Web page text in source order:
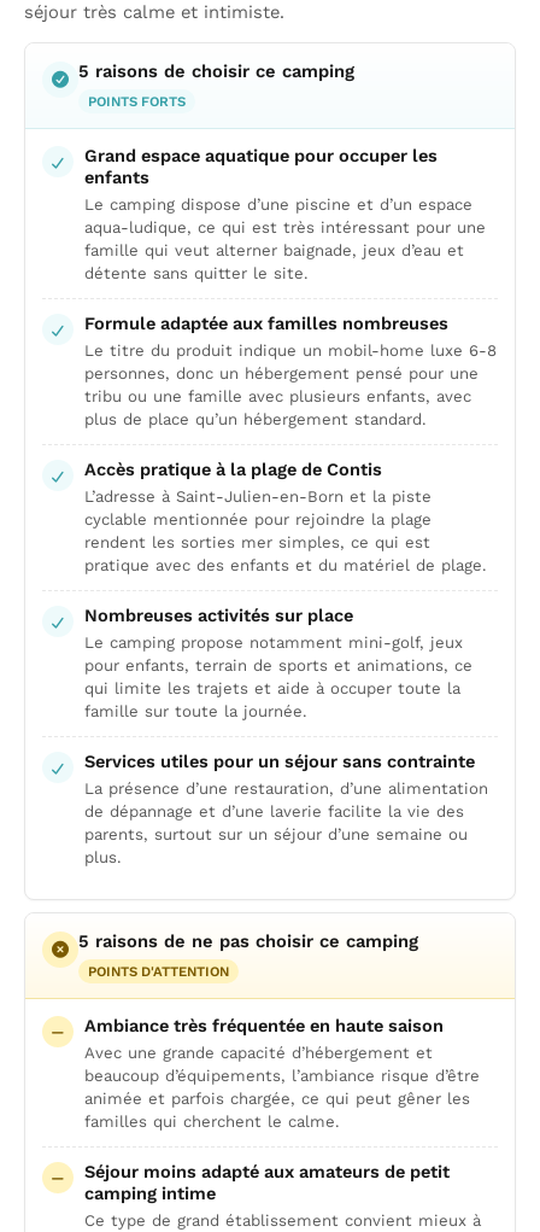
séjour très calme et intimiste.
5 raisons de choisir ce camping
POINTS FORTS
Grand espace aquatique pour occuper les
enfants
Le camping dispose d’une piscine et d’un espace
aqua-ludique, ce qui est très intéressant pour une
famille qui veut alterner baignade, jeux d’eau et
détente sans quitter le site.
Formule adaptée aux familles nombreuses
Le titre du produit indique un mobil-home luxe 6-8
personnes, donc un hébergement pensé pour une
tribu ou une famille avec plusieurs enfants, avec
plus de place qu’un hébergement standard.
Accès pratique à la plage de Contis
L’adresse à Saint-Julien-en-Born et la piste
cyclable mentionnée pour rejoindre la plage
rendent les sorties mer simples, ce qui est
pratique avec des enfants et du matériel de plage.
Nombreuses activités sur place
Le camping propose notamment mini-golf, jeux
pour enfants, terrain de sports et animations, ce
qui limite les trajets et aide à occuper toute la
famille sur toute la journée.
Services utiles pour un séjour sans contrainte
La présence d’une restauration, d’une alimentation
de dépannage et d’une laverie facilite la vie des
parents, surtout sur un séjour d’une semaine ou
plus.
5 raisons de ne pas choisir ce camping
POINTS D'ATTENTION
Ambiance très fréquentée en haute saison
Avec une grande capacité d’hébergement et
beaucoup d’équipements, l’ambiance risque d’être
animée et parfois chargée, ce qui peut gêner les
familles qui cherchent le calme.
Séjour moins adapté aux amateurs de petit
camping intime
Ce type de grand établissement convient mieux à